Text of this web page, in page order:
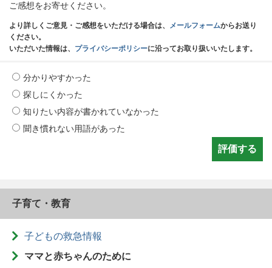
ご感想をお寄せください。
より詳しくご意見・ご感想をいただける場合は、 メールフォームからお送り
ください。
いただいた情報は、 プライバシーポリシーに沿ってお取り扱いいたします。
分かりやすかった
探しにくかった
知りたい内容が書かれていなかった
聞き慣れない用語があった
子育て・教育
子どもの救急情報
ママと赤ちゃんのために